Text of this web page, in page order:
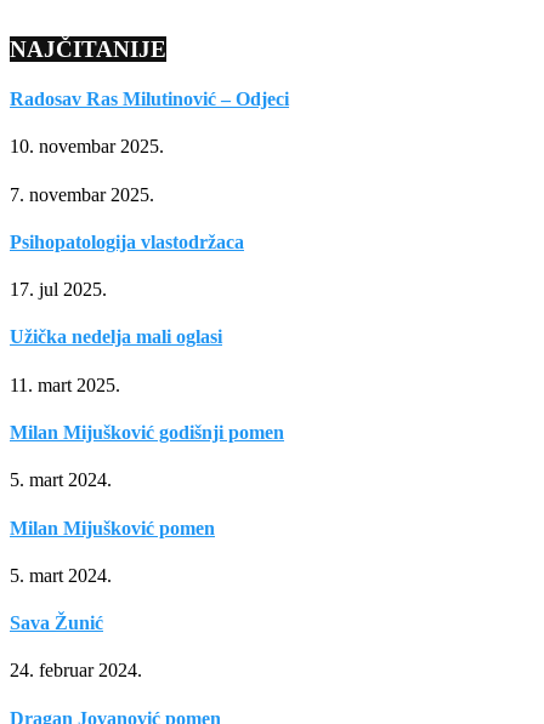
NAJČITANIJE
Radosav Ras Milutinović – Odjeci
10. novembar 2025.
7. novembar 2025.
Psihopatologija vlastodržaca
17. jul 2025.
Užička nedelja mali oglasi
11. mart 2025.
Milan Mijušković godišnji pomen
5. mart 2024.
Milan Mijušković pomen
5. mart 2024.
Sava Žunić
24. februar 2024.
Dragan Jovanović pomen